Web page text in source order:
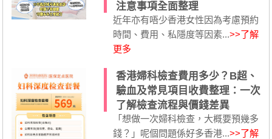
注意事項全面整理
近年亦有唔少香港女性因為考慮預約
時間、費用、私隱度等因素...>>了解
更多
香港婦科檢查費用多少？B超、
驗血及常見項目收費整理：一次
了解檢查流程與價錢差異
「想做一次婦科檢查，大概要預幾多
錢？」呢個問題係好多香港...>>了解